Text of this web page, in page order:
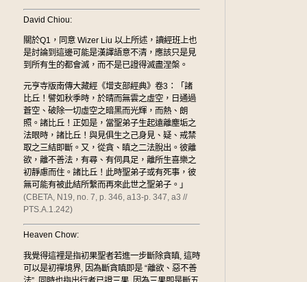
David Chiou:
關於Q1，同意 Wizer Liu 以上所述，讀經班上也
是討論到這邊可能是漢譯語意不清，應該只是見
到所有生的都會滅，而不是已證得滅盡涅槃。
元亨寺版南傳大藏經《增支部經典》卷3：「諸
比丘！譬如秋季時，於晴而無雲之虛空，日通過
蒼空、破除一切虛空之暗黑而光輝，而熱、朗
照。諸比丘！正如是，當聖弟子生起遠離塵垢之
法眼時，諸比丘！與見俱生之己身見、疑、戒禁
取之三結即斷。又，從貪、瞋之二法脫出。彼離
欲，離不善法，有尋、有伺具足，離所生喜樂之
初靜慮而住。諸比丘！此時聖弟子或有死事，彼
無可能有被此結所繫而再來此世之聖弟子。」
(CBETA, N19, no. 7, p. 346, a13-p. 347, a3 //
PTS.A.1.242)
Heaven Chow:
我覺得這裡是指初果聖者若進一步斷除貪瞋, 這時
可以是初禪境界, 因為斷貪瞋即是 “離欲、惡不善